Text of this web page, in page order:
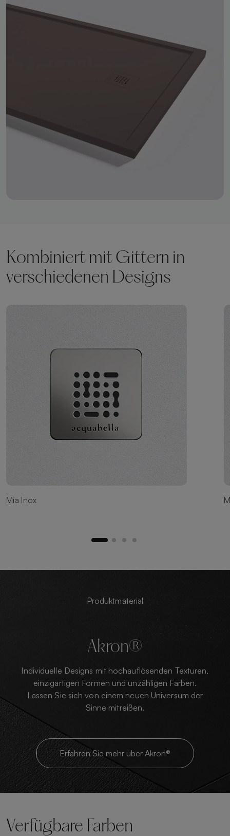
Kombiniert mit Gittern in
verschiedenen Designs
Mia Inox
Produktmaterial
Akron®
Individuelle Designs mit hochauflösenden Texturen,
einzigartigen Formen und unzähligen Farben.
Lassen Sie sich von einem neuen Universum der
Sinne mitreißen.
Erfahren Sie mehr über Akron®
Verfügbare Farben